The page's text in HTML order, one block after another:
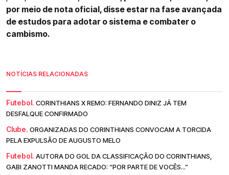
por meio de nota oficial, disse estar na fase avançada
de estudos para adotar o sistema e combater o
cambismo.
NOTÍCIAS RELACIONADAS
Futebol. CORINTHIANS X REMO: FERNANDO DINIZ JÁ TEM
DESFALQUE CONFIRMADO
Clube. ORGANIZADAS DO CORINTHIANS CONVOCAM A TORCIDA
PELA EXPULSÃO DE AUGUSTO MELO
Futebol. AUTORA DO GOL DA CLASSIFICAÇÃO DO CORINTHIANS,
GABI ZANOTTI MANDA RECADO: “POR PARTE DE VOCÊS...”